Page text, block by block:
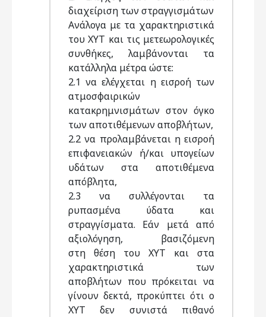
διαχείριση των στραγγισμάτων
Ανάλογα με τα χαρακτηριστικά
του ΧΥΤ και τις μετεωρολογικές
συνθήκες, λαμβάνονται τα
κατάλληλα μέτρα ώστε:
2.1 να ελέγχεται η εισροή των
ατμοσφαιρικών
κατακρημνισμάτων στον όγκο
των αποτιθέμενων αποβλήτων,
2.2 να προλαμβάνεται η εισροή
επιφανειακών ή/και υπογείων
υδάτων στα αποτιθέμενα
απόβλητα,
2.3 να συλλέγονται τα
ρυπασμένα ύδατα και
στραγγίσματα. Εάν μετά από
αξιολόγηση, βασιζόμενη
στη θέση του ΧΥΤ και στα
χαρακτηριστικά των
αποβλήτων που πρόκειται να
γίνουν δεκτά, προκύπτει ότι ο
ΧΥΤ δεν συνιστά πιθανό